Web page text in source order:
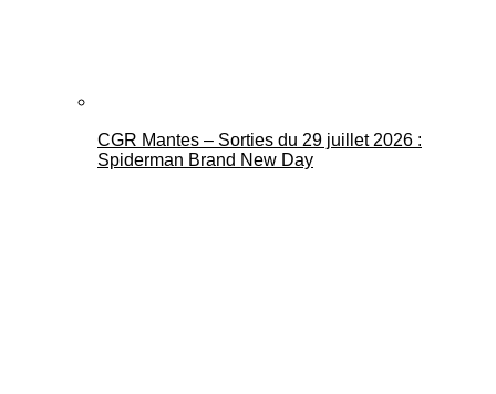
CGR Mantes – Sorties du 29 juillet 2026 :
Spiderman Brand New Day